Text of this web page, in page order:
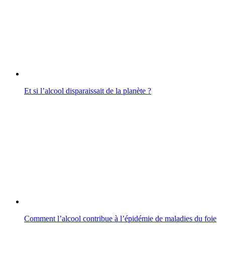
Et si l’alcool disparaissait de la planète ?
Comment l’alcool contribue à l’épidémie de maladies du foie